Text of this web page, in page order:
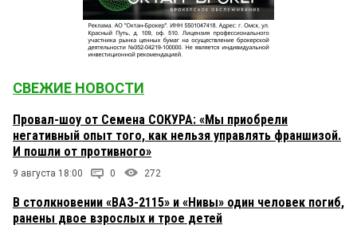
СВЕЖИЕ НОВОСТИ
Провал-шоу от Семена СОКУРА: «Мы приобрели
негативный опыт того, как нельзя управлять франшизой.
И пошли от противного»
9 августа 18:00 0 272
В столкновении «ВАЗ-2115» и «Нивы» один человек погиб,
ранены двое взрослых и трое детей